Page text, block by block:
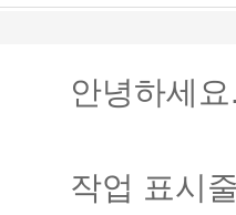
안녕하세
작업 표시